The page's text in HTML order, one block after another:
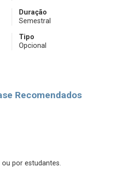
Duração
Semestral
Tipo
Opcional
Recomendados
por estudantes.